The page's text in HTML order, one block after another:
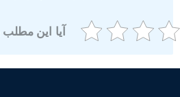
آیا این مطلب